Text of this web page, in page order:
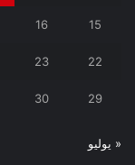
15
16
22
23
29
30
« يوليو